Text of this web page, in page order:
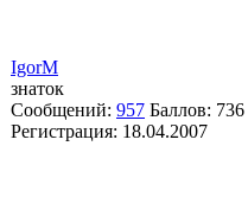
IgorM
знаток
Сообщений: 957 Баллов: 736
Регистрация: 18.04.2007